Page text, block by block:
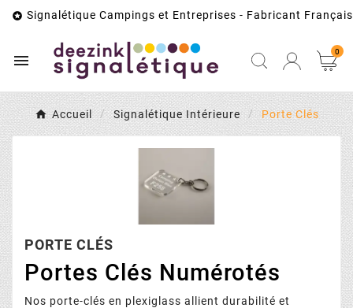
 Signalétique Campings et Entreprises - Fabricant Français
 0
Accueil Signalétique Intérieure Porte Clés
PORTE CLÉS
Portes Clés Numérotés
Nos porte-clés en plexiglass allient durabilité et